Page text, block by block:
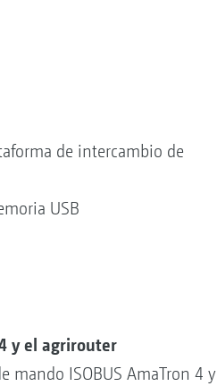
de intercambio de
USB
y el agrirouter
mando ISOBUS AmaTron 4 y